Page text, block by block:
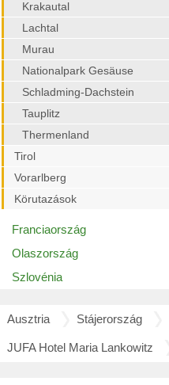
Krakautal
Lachtal
Murau
Nationalpark Gesäuse
Schladming-Dachstein
Tauplitz
Thermenland
Tirol
Vorarlberg
Körutazások
Franciaország
Olaszország
Szlovénia
Ausztria Stájerország
JUFA Hotel Maria Lankowitz